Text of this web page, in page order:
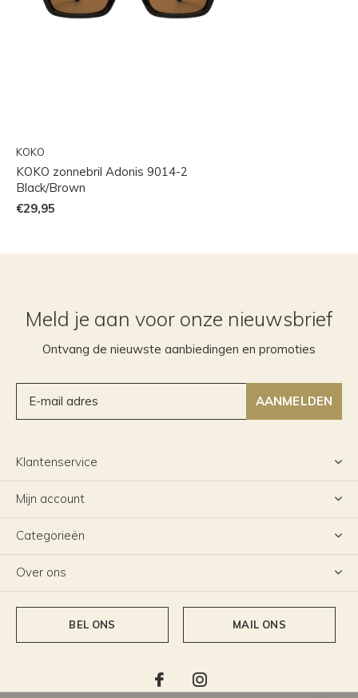
KOKO
KOKO zonnebril Adonis 9014-2
Black/Brown
€29,95
Meld je aan voor onze nieuwsbrief
Ontvang de nieuwste aanbiedingen en promoties
AANMELDEN
Klantenservice
Mijn account
Categorieën
Over ons
BEL ONS MAIL ONS